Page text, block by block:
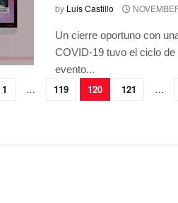
by Luis Castillo
Un cierre oportuno con
COVID-19 tuvo el ciclo
evento...
1 … 119 120 121 …